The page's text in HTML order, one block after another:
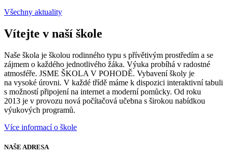
Všechny aktuality
Vítejte v naší škole
Naše škola je školou rodinného typu s přívětivým prostředím a se
zájmem o každého jednotlivého žáka. Výuka probíhá v radostné
atmosféře. JSME ŠKOLA V POHODĚ. Vybavení školy je
na vysoké úrovni. V každé třídě máme k dispozici interaktivní tabuli
s možností připojení na internet a moderní pomůcky. Od roku
2013 je v provozu nová počítačová učebna s širokou nabídkou
výukových programů.
Více informací o škole
NAŠE ADRESA